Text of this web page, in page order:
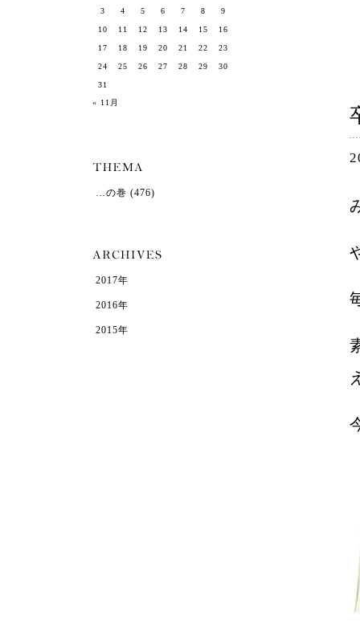
« 11月
3 4 5 6 7 8 9
10 11 12 13 14 15 16
17 18 19 20 21 22 23
24 25 26 27 28 29 30
31
…の巻 (476)
2017年
2016年
2015年